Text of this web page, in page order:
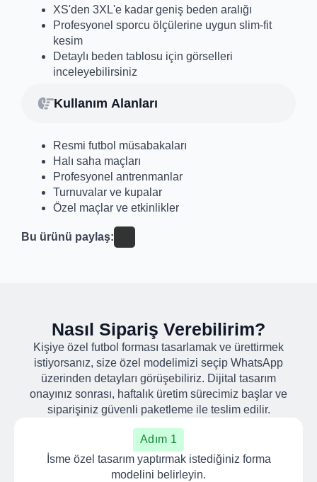
XS'den 3XL'e kadar geniş beden aralığı
Profesyonel sporcu ölçülerine uygun slim-fit
kesim
Detaylı beden tablosu için görselleri
inceleyebilirsiniz
Kullanım Alanları
Resmi futbol müsabakaları
Halı saha maçları
Profesyonel antrenmanlar
Turnuvalar ve kupalar
Özel maçlar ve etkinlikler
Bu ürünü paylaş:
Nasıl Sipariş Verebilirim?
Kişiye özel futbol forması tasarlamak ve ürettirmek
istiyorsanız, size özel modelimizi seçip WhatsApp
üzerinden detayları görüşebiliriz. Dijital tasarım
onayınız sonrası, haftalık üretim sürecimiz başlar ve
siparişiniz güvenli paketleme ile teslim edilir.
Adım 1
İsme özel tasarım yaptırmak istediğiniz forma
modelini belirleyin.